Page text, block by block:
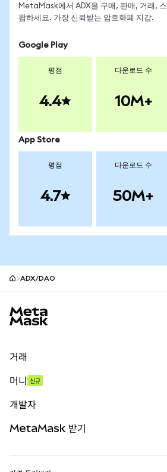
MetaMask에서 ADX을 구매, 판매, 거래, 스
왑하세요. 가장 신뢰받는 암호화폐 지갑.
Google Play
평점
4.4
다운로드 수
10M+
App Store
평점
4.7
다운로드 수
50M+
ADX/DAO
거래
무기한 선물
실물자산
머니 신규
개발자
MetaMask 받기